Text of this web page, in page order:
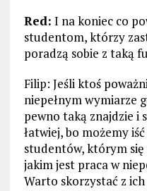
Red: I na koniec co
studentom, którzy
poradzą sobie z taką
Filip: Jeśli ktoś
niepełnym wymiarze
pewno taką znajdzie i
łatwiej, bo możemy
studentów, którym
jakim jest praca w
Warto skorzystać z